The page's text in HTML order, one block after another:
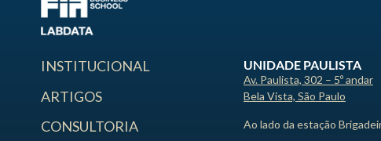
INSTITUCIONAL
ARTIGOS
CONSULTORIA
UNIDADE PAULISTA
Av. Paulista, 302 – 5º andar
Bela Vista, São Paulo
Ao lado da estação